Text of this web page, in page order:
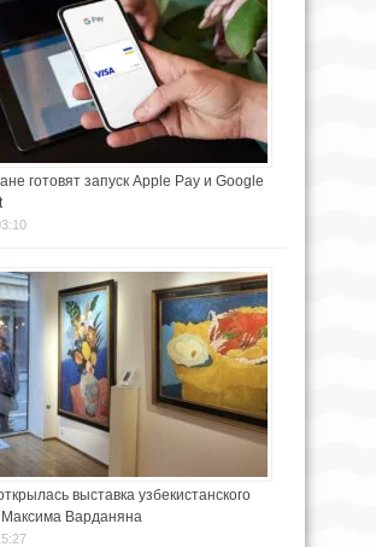
готовят запуск Apple Pay и Google
выставка узбекистанского
Варданяна